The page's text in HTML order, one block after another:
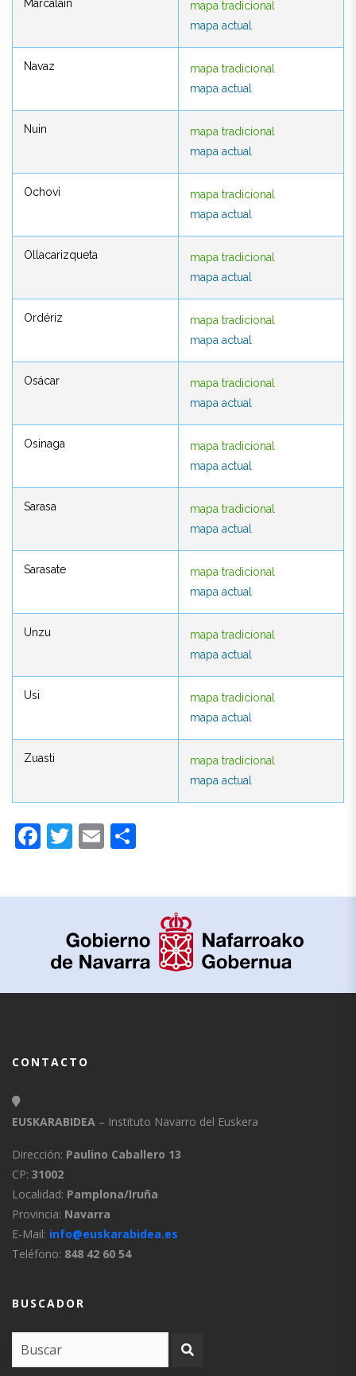
Marcaláin
mapa tradicional
mapa actual
Navaz
mapa tradicional
mapa actual
Nuin
mapa tradicional
mapa actual
Ochovi
mapa tradicional
mapa actual
Ollacarizqueta
mapa tradicional
mapa actual
Ordériz
mapa tradicional
mapa actual
Osácar
mapa tradicional
mapa actual
Osinaga
mapa tradicional
mapa actual
Sarasa
mapa tradicional
mapa actual
Sarasate
mapa tradicional
mapa actual
Unzu
mapa tradicional
mapa actual
Usi
mapa tradicional
mapa actual
Zuasti
mapa tradicional
mapa actual
mapa actual
mapa actual
mapa actual
mapa actual
mapa actual
mapa actual
mapa actual
mapa actual
mapa actual
mapa actual
mapa actual
mapa actual
mapa actual
Facebook
Twitter
Email
CONTACTO
EUSKARABIDEA – Instituto Navarro del Euskera
Dirección: Paulino Caballero 13
CP: 31002
Localidad: Pamplona/Iruña
Provincia: Navarra
E-Mail: info@euskarabidea.es
Teléfono: 848 42 60 54
BUSCADOR